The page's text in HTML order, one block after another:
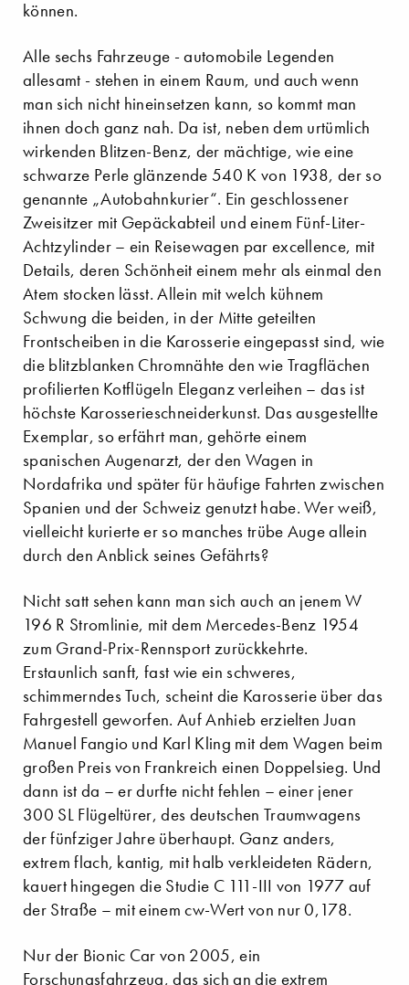
können.
Alle sechs Fahrzeuge - automobile Legenden
allesamt - stehen in einem Raum, und auch wenn
man sich nicht hineinsetzen kann, so kommt man
ihnen doch ganz nah. Da ist, neben dem urtümlich
wirkenden Blitzen-Benz, der mächtige, wie eine
schwarze Perle glänzende 540 K von 1938, der so
genannte „Autobahnkurier“. Ein geschlossener
Zweisitzer mit Gepäckabteil und einem Fünf-Liter-
Achtzylinder – ein Reisewagen par excellence, mit
Details, deren Schönheit einem mehr als einmal den
Atem stocken lässt. Allein mit welch kühnem
Schwung die beiden, in der Mitte geteilten
Frontscheiben in die Karosserie eingepasst sind, wie
die blitzblanken Chromnähte den wie Tragflächen
profilierten Kotflügeln Eleganz verleihen – das ist
höchste Karosserieschneiderkunst. Das ausgestellte
Exemplar, so erfährt man, gehörte einem
spanischen Augenarzt, der den Wagen in
Nordafrika und später für häufige Fahrten zwischen
Spanien und der Schweiz genutzt habe. Wer weiß,
vielleicht kurierte er so manches trübe Auge allein
durch den Anblick seines Gefährts?
Nicht satt sehen kann man sich auch an jenem W
196 R Stromlinie, mit dem Mercedes-Benz 1954
zum Grand-Prix-Rennsport zurückkehrte.
Erstaunlich sanft, fast wie ein schweres,
schimmerndes Tuch, scheint die Karosserie über das
Fahrgestell geworfen. Auf Anhieb erzielten Juan
Manuel Fangio und Karl Kling mit dem Wagen beim
großen Preis von Frankreich einen Doppelsieg. Und
dann ist da – er durfte nicht fehlen – einer jener
300 SL Flügeltürer, des deutschen Traumwagens
der fünfziger Jahre überhaupt. Ganz anders,
extrem flach, kantig, mit halb verkleideten Rädern,
kauert hingegen die Studie C 111-III von 1977 auf
der Straße – mit einem cw-Wert von nur 0,178.
Nur der Bionic Car von 2005, ein
Forschungsfahrzeug, das sich an die extrem